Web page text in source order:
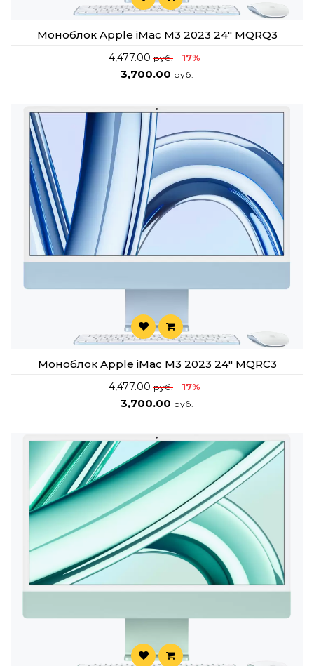
Моноблок Apple iMac M3 2023 24" MQRQ3
4,477.00руб. 17%
3,700.00 руб.
Моноблок Apple iMac M3 2023 24" MQRC3
4,477.00руб. 17%
3,700.00 руб.